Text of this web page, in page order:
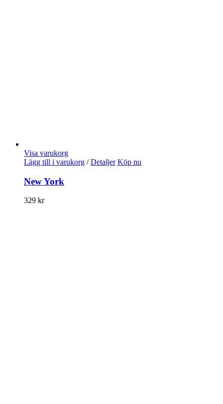
Visa varukorg
Lägg till i varukorg / Detaljer Köp nu
New York
329 kr